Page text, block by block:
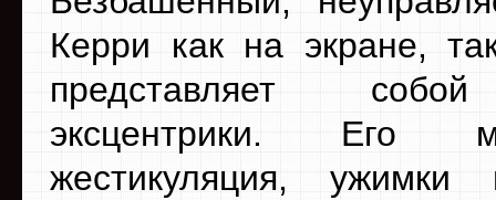
Керри как на экране,
представляет
эксцентрики. Его
жестикуляция,